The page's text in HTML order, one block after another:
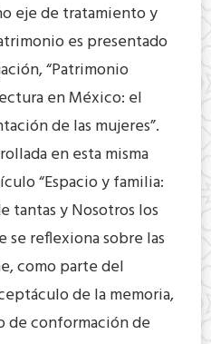
eje de tratamiento y
es presentado
“Patrimonio
en México: el
de las mujeres”.
en esta misma
“Espacio y familia:
tantas y Nosotros los
se reflexiona sobre las
como parte del
de la memoria,
de conformación de